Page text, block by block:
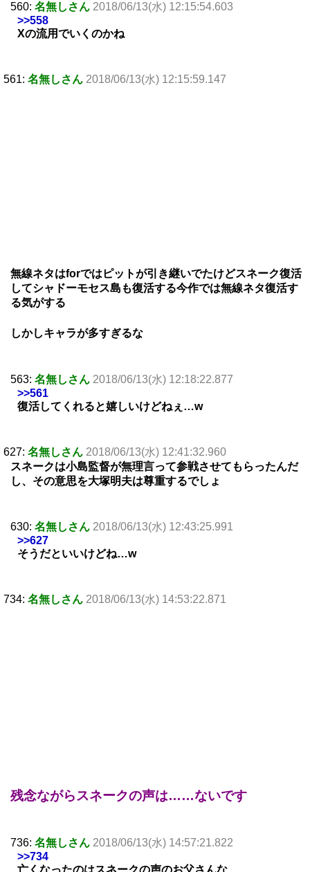
560: 名無しさん 2018/06/13(水) 12:15:54.603
>>558
Xの流用でいくのかね
561: 名無しさん 2018/06/13(水) 12:15:59.147
無線ネタはforではピットが引き継いでたけどスネーク復活
してシャドーモセス島も復活する今作では無線ネタ復活す
る気がする
しかしキャラが多すぎるな
563: 名無しさん 2018/06/13(水) 12:18:22.877
>>561
復活してくれると嬉しいけどねぇ…w
627: 名無しさん 2018/06/13(水) 12:41:32.960
スネークは小島監督が無理言って参戦させてもらったんだ
し、その意思を大塚明夫は尊重するでしょ
630: 名無しさん 2018/06/13(水) 12:43:25.991
>>627
そうだといいけどね…w
734: 名無しさん 2018/06/13(水) 14:53:22.871
残念ながらスネークの声は……ないです
736: 名無しさん 2018/06/13(水) 14:57:21.822
>>734